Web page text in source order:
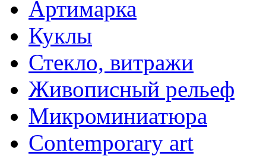
Артимарка
Куклы
Стекло, витражи
Живописный рельеф
Микроминиатюра
Contemporary art